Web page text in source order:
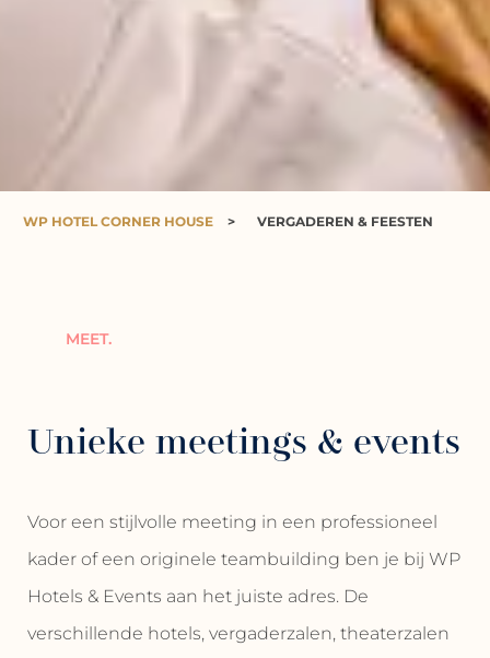
WP HOTEL CORNER HOUSE > VERGADEREN & FEESTEN
MEET.
Unieke meetings & events
Voor een stijlvolle meeting in een professioneel
kader of een originele teambuilding ben je bij WP
Hotels & Events aan het juiste adres. De
verschillende hotels, vergaderzalen, theaterzalen